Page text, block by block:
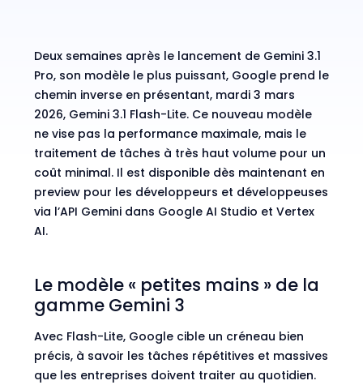
Deux semaines après le lancement de Gemini 3.1
Pro, son modèle le plus puissant, Google prend le
chemin inverse en présentant, mardi 3 mars
2026, Gemini 3.1 Flash-Lite. Ce nouveau modèle
ne vise pas la performance maximale, mais le
traitement de tâches à très haut volume pour un
coût minimal. Il est disponible dès maintenant en
preview pour les développeurs et développeuses
via l’API Gemini dans Google AI Studio et Vertex
AI.
Le modèle « petites mains » de la
gamme Gemini 3
Avec Flash-Lite, Google cible un créneau bien
précis, à savoir les tâches répétitives et massives
que les entreprises doivent traiter au quotidien.